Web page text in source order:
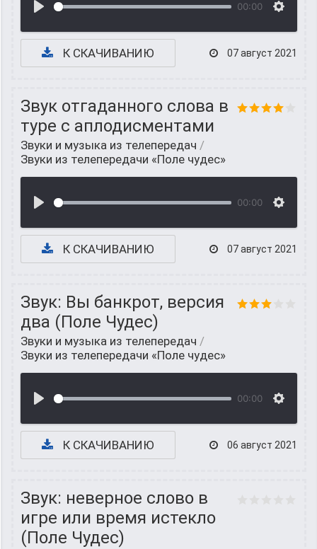
00:00
К СКАЧИВАНИЮ 07 август 2021
Звук отгаданного слова в
туре с аплодисментами
Звуки и музыка из телепередач /
Звуки из телепередачи «Поле чудес»
00:00
К СКАЧИВАНИЮ 07 август 2021
Звук: Вы банкрот, версия
два (Поле Чудес)
Звуки и музыка из телепередач /
Звуки из телепередачи «Поле чудес»
00:00
К СКАЧИВАНИЮ 06 август 2021
Звук: неверное слово в
игре или время истекло
(Поле Чудес)